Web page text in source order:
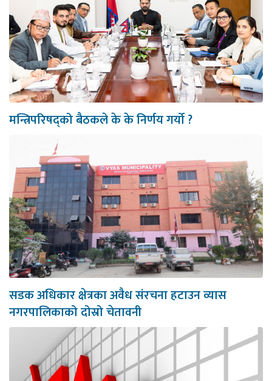
मन्त्रिपरिषद्को बैठकले के के निर्णय गर्यो ?
सडक अधिकार क्षेत्रका अवैध संरचना हटाउन व्यास
नगरपालिकाको दोस्रो चेतावनी